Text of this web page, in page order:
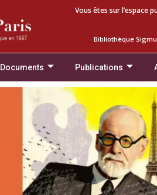
Vous êtes sur l’espace
Bibliothèque
Publications